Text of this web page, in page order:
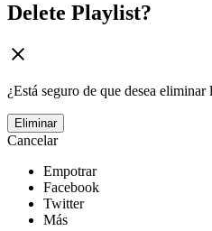
Delete Playlist?
¿Está seguro de que desea
Eliminar
Cancelar
Empotrar
Facebook
Twitter
Más